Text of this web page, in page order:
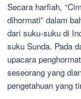
Secara harfiah,
dihormati” dalam
dari suku-suku di
suku Sunda. Pada
upacara
seseorang yang
pengetahuan yang